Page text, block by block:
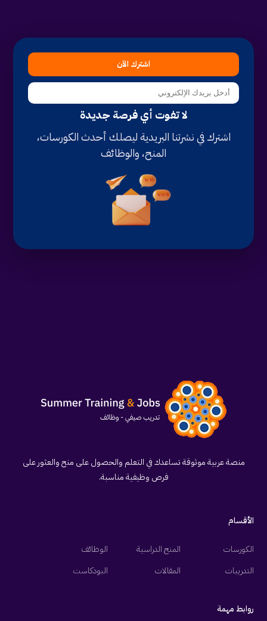
اشترك الآن
لا تفوت أي فرصة جديدة
اشترك في نشرتنا البريدية ليصلك أحدث الكورسات،
المنح، والوظائف
منصة عربية موثوقة تساعدك في التعلم والحصول على منح والعثور على
فرص وظيفية مناسبة.
الأقسام
الكورسات المنح الدراسية
الوظائف
التدريبات
المقالات البودكاست
روابط مهمة